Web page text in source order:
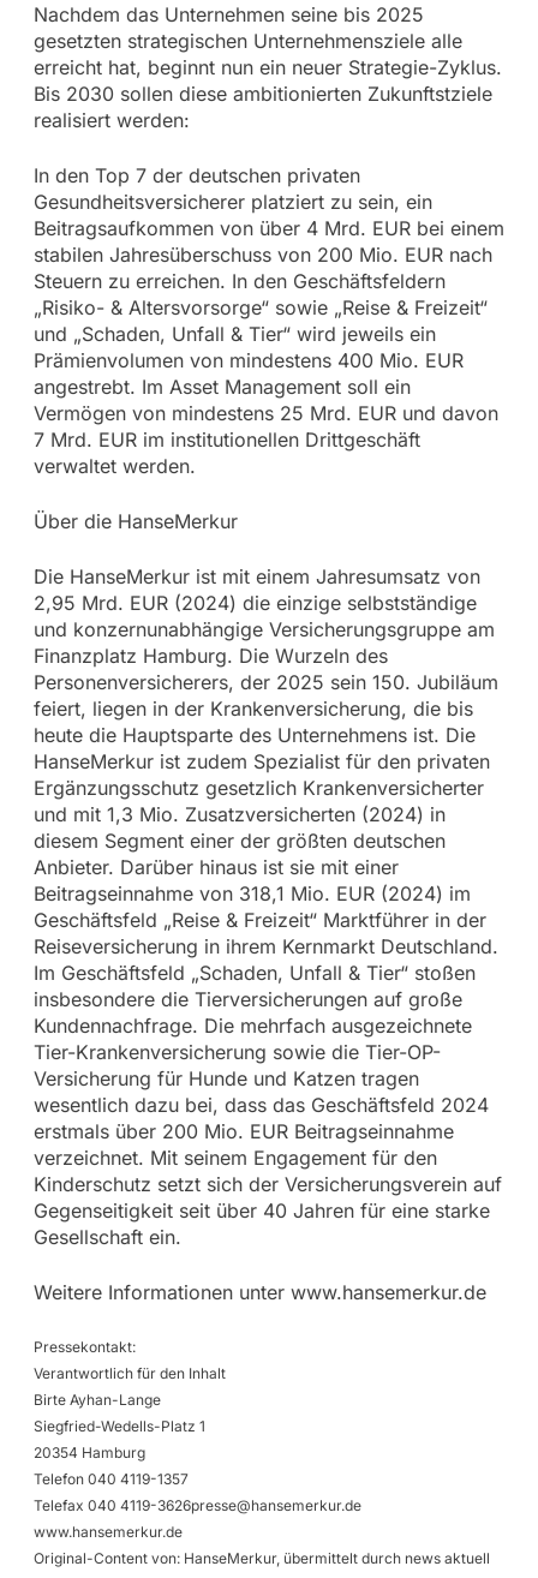
Nachdem das Unternehmen seine bis 2025
gesetzten strategischen Unternehmensziele alle
erreicht hat, beginnt nun ein neuer Strategie-Zyklus.
Bis 2030 sollen diese ambitionierten Zukunftstziele
realisiert werden:
In den Top 7 der deutschen privaten
Gesundheitsversicherer platziert zu sein, ein
Beitragsaufkommen von über 4 Mrd. EUR bei einem
stabilen Jahresüberschuss von 200 Mio. EUR nach
Steuern zu erreichen. In den Geschäftsfeldern
„Risiko- & Altersvorsorge“ sowie „Reise & Freizeit“
und „Schaden, Unfall & Tier“ wird jeweils ein
Prämienvolumen von mindestens 400 Mio. EUR
angestrebt. Im Asset Management soll ein
Vermögen von mindestens 25 Mrd. EUR und davon
7 Mrd. EUR im institutionellen Drittgeschäft
verwaltet werden.
Über die HanseMerkur
Die HanseMerkur ist mit einem Jahresumsatz von
2,95 Mrd. EUR (2024) die einzige selbstständige
und konzernunabhängige Versicherungsgruppe am
Finanzplatz Hamburg. Die Wurzeln des
Personenversicherers, der 2025 sein 150. Jubiläum
feiert, liegen in der Krankenversicherung, die bis
heute die Hauptsparte des Unternehmens ist. Die
HanseMerkur ist zudem Spezialist für den privaten
Ergänzungsschutz gesetzlich Krankenversicherter
und mit 1,3 Mio. Zusatzversicherten (2024) in
diesem Segment einer der größten deutschen
Anbieter. Darüber hinaus ist sie mit einer
Beitragseinnahme von 318,1 Mio. EUR (2024) im
Geschäftsfeld „Reise & Freizeit“ Marktführer in der
Reiseversicherung in ihrem Kernmarkt Deutschland.
Im Geschäftsfeld „Schaden, Unfall & Tier“ stoßen
insbesondere die Tierversicherungen auf große
Kundennachfrage. Die mehrfach ausgezeichnete
Tier-Krankenversicherung sowie die Tier-OP-
Versicherung für Hunde und Katzen tragen
wesentlich dazu bei, dass das Geschäftsfeld 2024
erstmals über 200 Mio. EUR Beitragseinnahme
verzeichnet. Mit seinem Engagement für den
Kinderschutz setzt sich der Versicherungsverein auf
Gegenseitigkeit seit über 40 Jahren für eine starke
Gesellschaft ein.
Weitere Informationen unter www.hansemerkur.de
Pressekontakt:
Verantwortlich für den Inhalt
Birte Ayhan-Lange
Siegfried-Wedells-Platz 1
20354 Hamburg
Telefon 040 4119-1357
Telefax 040 4119-3626presse@hansemerkur.de
www.hansemerkur.de
Original-Content von: HanseMerkur, übermittelt durch news aktuell